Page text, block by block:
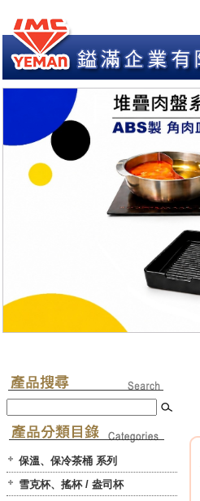
保溫、保冷茶桶 系列
雪克杯、搖杯 / 盎司杯